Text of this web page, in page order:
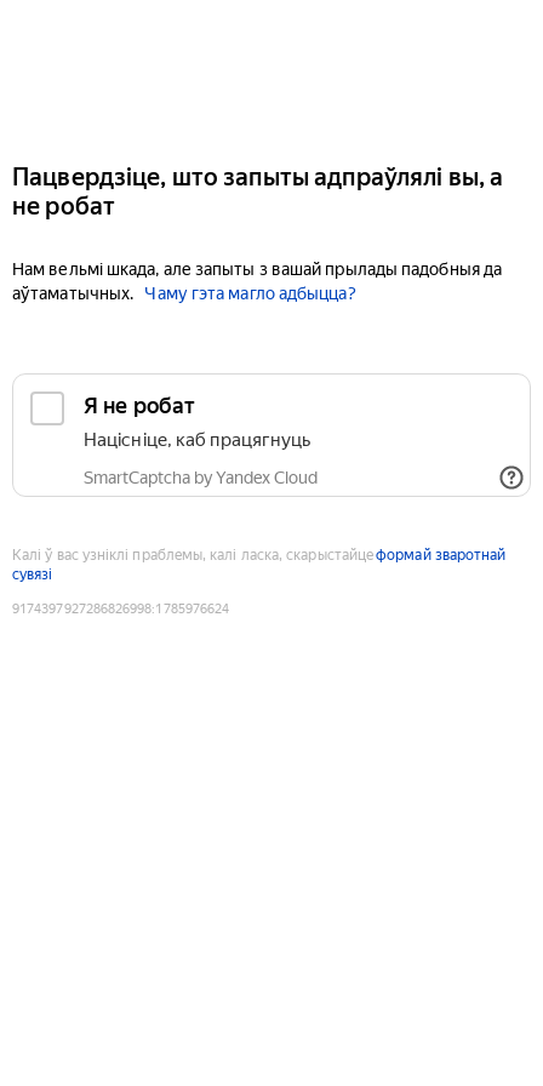
Пацвердзіце, што запыты адпраўлялі вы, а
не робат
Нам вельмі шкада, але запыты з вашай прылады падобныя да
аўтаматычных.
Чаму гэта магло адбыцца?
Я не робат
Націсніце, каб працягнуць
SmartCaptcha by Yandex Cloud
Калі ў вас узніклі праблемы, калі ласка, скарыстайцеформай зваротнай
сувязі
9174397927286826998:1785976624